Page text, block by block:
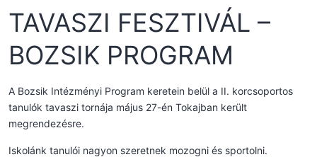
TAVASZI FESZTIVÁL –
BOZSIK PROGRAM
A Bozsik Intézményi Program keretein belül a II. korcsoportos
tanulók tavaszi tornája május 27-én Tokajban került
megrendezésre.
Iskolánk tanulói nagyon szeretnek mozogni és sportolni.